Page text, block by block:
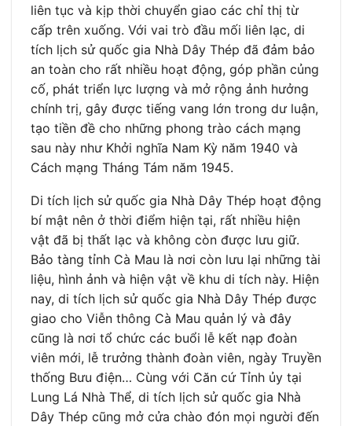
liên tục và kịp thời chuyển giao các chỉ thị từ
cấp trên xuống. Với vai trò đầu mối liên lạc, di
tích lịch sử quốc gia Nhà Dây Thép đã đảm bảo
an toàn cho rất nhiều hoạt động, góp phần củng
cố, phát triển lực lượng và mở rộng ảnh hưởng
chính trị, gây được tiếng vang lớn trong dư luận,
tạo tiền đề cho những phong trào cách mạng
sau này như Khởi nghĩa Nam Kỳ năm 1940 và
Cách mạng Tháng Tám năm 1945.
Di tích lịch sử quốc gia Nhà Dây Thép hoạt động
bí mật nên ở thời điểm hiện tại, rất nhiều hiện
vật đã bị thất lạc và không còn được lưu giữ.
Bảo tàng tỉnh Cà Mau là nơi còn lưu lại những tài
liệu, hình ảnh và hiện vật về khu di tích này. Hiện
nay, di tích lịch sử quốc gia Nhà Dây Thép được
giao cho Viễn thông Cà Mau quản lý và đây
cũng là nơi tổ chức các buổi lễ kết nạp đoàn
viên mới, lễ trưởng thành đoàn viên, ngày Truyền
thống Bưu điện… Cùng với Căn cứ Tỉnh ủy tại
Lung Lá Nhà Thể, di tích lịch sử quốc gia Nhà
Dây Thép cũng mở cửa chào đón mọi người đến